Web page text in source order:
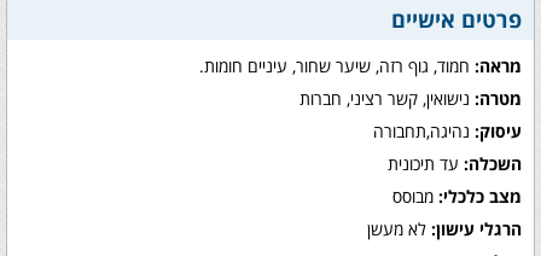
פרטים אישיים
מראה: חמוד, גוף רזה, שיער שחור, עיניים חומות.
מטרה: נישואין, קשר רציני, חברות
עיסוק: נהיגה,תחבורה
השכלה: עד תיכונית
מצב כלכלי: מבוסס
הרגלי עישון: לא מעשן